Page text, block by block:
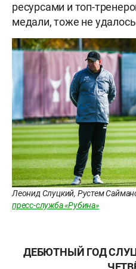
ресурсами и топ-
медали, тоже не
Леонид Слуцкий, Рустем
пресс-служба «Рубина»
ДЕБЮТНЫЙ ГОД